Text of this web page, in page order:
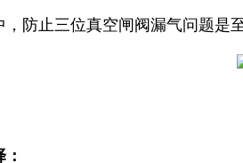
，防止三位真空闸阀漏气问题是